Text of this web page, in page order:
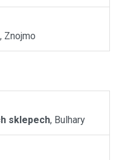
, Znojmo
sklepech, Bulhary